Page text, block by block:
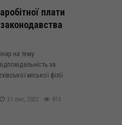
плати
на тему
за
міської філії
813
21 лис, 2022